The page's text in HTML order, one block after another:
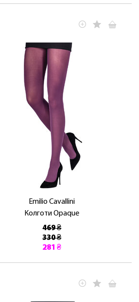
Emilio Cavallini
Колготи Opaque
469 ₴
330 ₴
281 ₴